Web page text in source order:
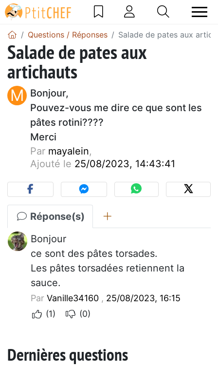
Questions / Réponses Salade de pates aux
Salade de pates aux
artichauts
M Bonjour,
Pouvez-vous me dire ce que sont les
pâtes rotini????
Merci
Par mayalein,
Ajouté le 25/08/2023, 14:43:41
Réponse(s)
Bonjour
ce sont des pâtes torsades.
Les pâtes torsadées retiennent la
sauce.
Par Vanille34160 , 25/08/2023, 16:15
(1)
(0)
Dernières questions